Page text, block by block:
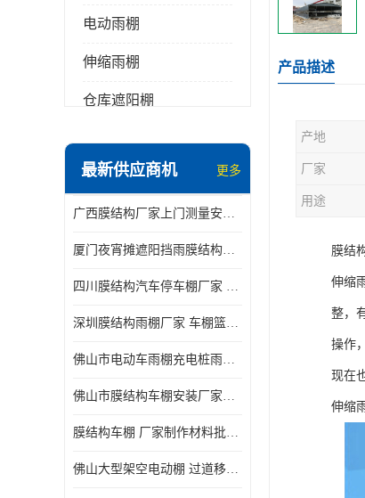
电动雨棚
伸缩雨棚
仓库遮阳棚
电动推拉雨棚
膜结构停景观棚
最新供应商机 更多
广西膜结构厂家上门测量安装发货，厂家发货没有差价
厦门夜宵摊遮阳挡雨膜结构雨棚设计 上门测量 款式多
四川膜结构汽车停车棚厂家 款式多 提供报价
深圳膜结构雨棚厂家 车棚篮球场体育看台 规格多样
佛山市电动车雨棚充电桩雨棚小区电动车棚
佛山市膜结构车棚安装厂家发货安装
膜结构车棚 厂家制作材料批发安装一体式工厂
佛山大型架空电动棚 过道移动雨蓬 屋轨道悬空棚免费测量
产品描述
产地
厂家
用途
膜结
伸缩
整，
操作
现在
伸缩